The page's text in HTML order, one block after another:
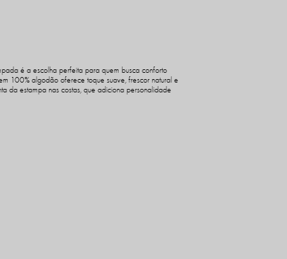
é a escolha perfeita para quem busca conforto
100% algodão oferece toque suave, frescor natural e
da estampa nas costas, que adiciona personalidade